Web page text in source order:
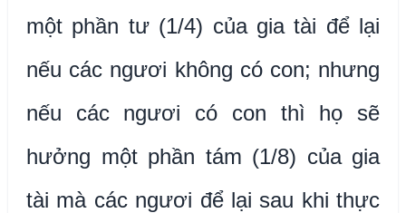
một phần tư (1/4) của gia tài để lại
nếu các ngươi không có con; nhưng
nếu các ngươi có con thì họ sẽ
hưởng một phần tám (1/8) của gia
tài mà các ngươi để lại sau khi thực